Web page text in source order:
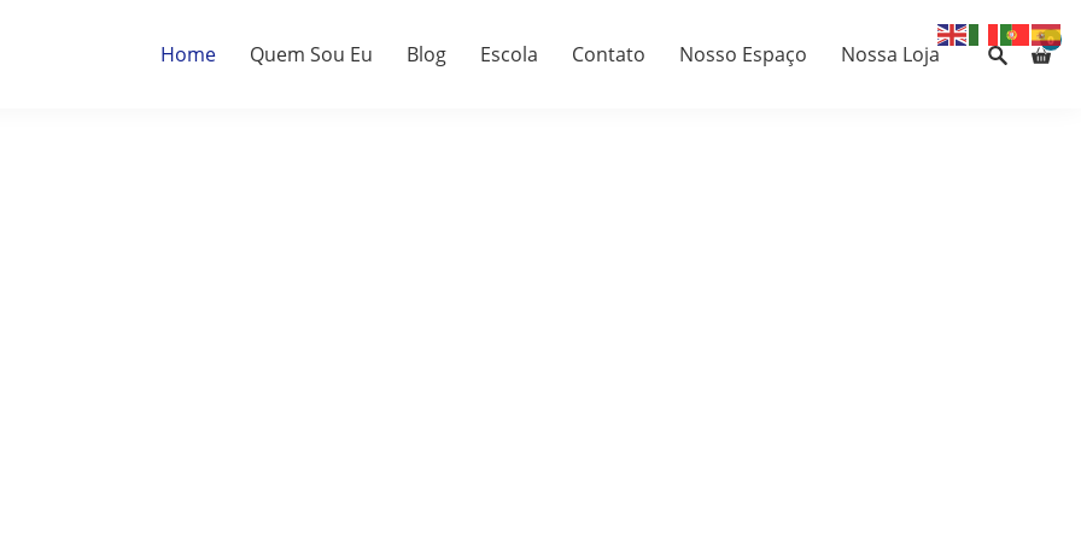
Home Quem Sou Eu Blog Escola Contato Nosso Espaço Nossa Loja
0